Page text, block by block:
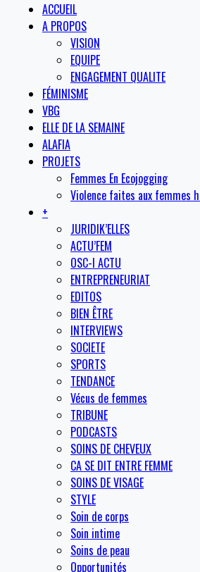
ACCUEIL
A PROPOS
VISION
EQUIPE
ENGAGEMENT QUALITE
FÉMINISME
VBG
ELLE DE LA SEMAINE
ALAFIA
PROJETS
Femmes En Ecojogging
Violence faites aux femmes
+
JURIDIK’ELLES
ACTU’FEM
OSC-I ACTU
ENTREPRENEURIAT
EDITOS
BIEN ÊTRE
INTERVIEWS
SOCIETE
SPORTS
TENDANCE
Vécus de femmes
TRIBUNE
PODCASTS
SOINS DE CHEVEUX
CA SE DIT ENTRE FEMME
SOINS DE VISAGE
STYLE
Soin de corps
Soin intime
Soins de peau
Opportunités